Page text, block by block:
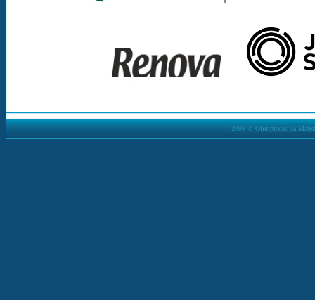
2008 © Olimpíadas da